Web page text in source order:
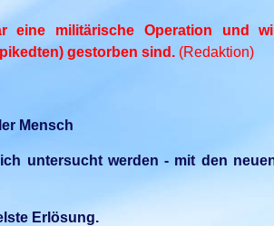
eine militärische Operation und
gestorben sind. (Redaktion)
Mensch
untersucht werden - mit den
Erlösung.